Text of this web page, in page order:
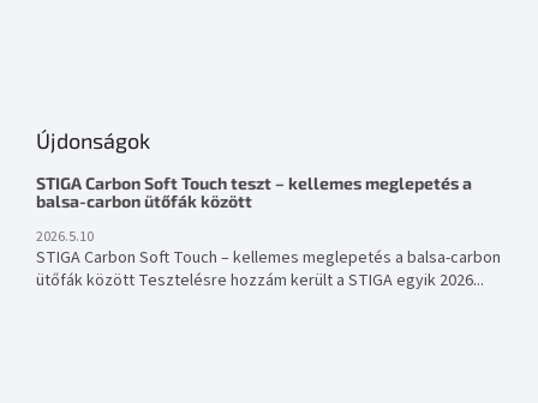
Újdonságok
STIGA Carbon Soft Touch teszt – kellemes meglepetés a
balsa-carbon ütőfák között
2026.5.10
STIGA Carbon Soft Touch – kellemes meglepetés a balsa-carbon
ütőfák között Tesztelésre hozzám került a STIGA egyik 2026...